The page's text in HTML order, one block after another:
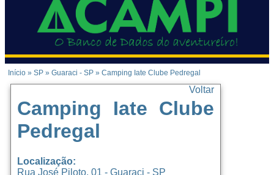
Início » SP » Guaraci - SP » Camping Iate Clube Pedregal
Voltar
Camping Iate Clube
Pedregal
Localização:
Rua José Piloto, 01 - Guaraci - SP